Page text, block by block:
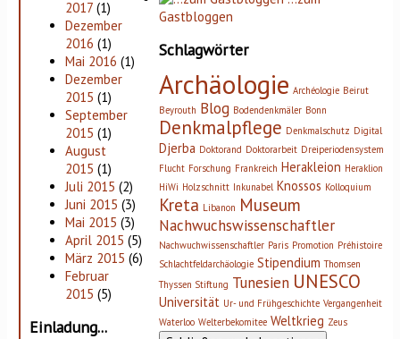
2017 (1)
Dezember
2016 (1)
Mai 2016 (1)
Dezember
2015 (1)
September
2015 (1)
August
2015 (1)
Juli 2015 (2)
Juni 2015 (3)
Mai 2015 (3)
April 2015 (5)
März 2015 (6)
Februar
2015 (5)
Einladung...
Gastbloggen
Schlagwörter
Archäologie Archéologie Beirut
Beyrouth Blog Bodendenkmäler Bonn
Denkmalpflege Denkmalschutz Digital
Djerba Doktorand Doktorarbeit Dreiperiodensystem
Flucht Forschung Frankreich Herakleion Heraklion
HiWi Holzschnitt Inkunabel Knossos Kolloquium
Kreta Libanon Museum
Nachwuchswissenschaftler
Nachwuchwissenschaftler Paris Promotion Préhistoire
Schlachtfeldarchäologie Stipendium Thomsen
Thyssen Stiftung Tunesien UNESCO
Universität Ur- und Frühgeschichte Vergangenheit
Waterloo Welterbekomitee Weltkrieg Zeus